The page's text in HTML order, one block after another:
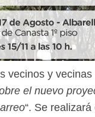
vecinos y
el nuevo
“. Se